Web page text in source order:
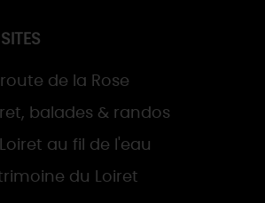
route de la Rose
balades & randos
Loiret au fil de l'eau
du Loiret